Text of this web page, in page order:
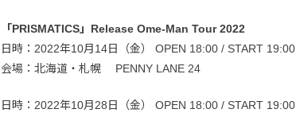
「PRISMATICS」Release Ome-Man Tour 2022
日時：2022年10月14日（金） OPEN 18:00 / START 19:00
会場：北海道・札幌 PENNY LANE 24
日時：2022年10月28日（金） OPEN 18:00 / START 19:00